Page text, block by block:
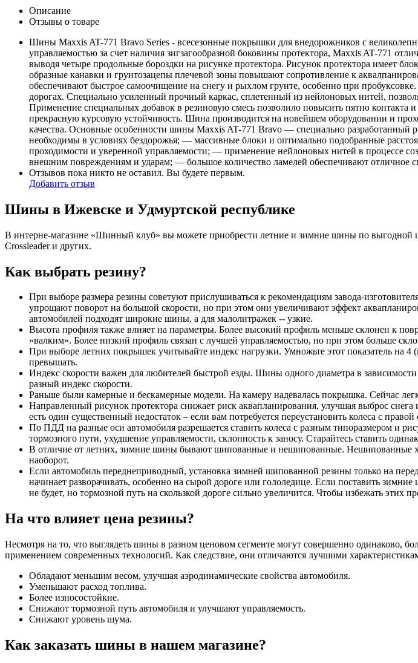
Описание
Отзывы о товаре
Шины Maxxis AT-771 Bravo Series - всесезонные покрышки для внедорожников с
управляемостью за счет наличия зигзагообразной боковины протектора, Maxxis AT-771
выводя четыре продольные бороздки на рисунке протектора. Рисунок протектора имеет
образные канавки и грунтозацепы плечевой зоны повышают сопротивление к
обеспечивают быстрое самоочищение на снегу и рыхлом грунте, особенно при
дорогах. Специально усиленный прочный каркас, сплетенный из нейлоновых нитей,
Применение специальных добавок в резиновую смесь позволило повысить пятно
прекрасную курсовую устойчивость. Шина производится на новейшем оборудовании и
качества. Основные особенности шины Maxxis AT-771 Bravo — специально разработанный
необходимы в условиях бездорожья; — массивные блоки и оптимально подобранные
проходимости и уверенной управляемости; — применение нейлоновых нитей в процессе
внешним повреждениям и ударам; — большое количество ламелей обеспечивают отличное
Отзывов пока никто не оставил. Вы будете первым.
Добавить отзыв
Шины в Ижевске и Удмуртской республике
В интерне-магазине «Шинный клуб» вы можете приобрести летние и зимние шины по выгодной
Crossleader и других.
Как выбрать резину?
При выборе размера резины советуют прислушиваться к рекомендациям завода-
упрощают поворот на большой скорости, но при этом они увеличивают эффект
автомобилей подходят широкие шины, а для малолитражек -- узкие.
Высота профиля также влияет на параметры. Более высокий профиль меньше склонен к
«валким». Более низкий профиль связан с лучшей управляемостью, но при этом больше
При выборе летних покрышек учитывайте индекс нагрузки. Умножьте этот показатель на
превышать.
Индекс скорости важен для любителей быстрой езды. Шины одного диаметра в
разный индекс скорости.
Раньше были камерные и бескамерные модели. На камеру надевалась покрышка. Сейчас
Направленный рисунок протектора снижает риск аквапланирования, улучшая выброс
есть один существенный недостаток – если вам потребуется переустановить колеса с
По ПДД на разные оси автомобиля разрешается ставить колеса с разным типоразмером и
тормозного пути, ухудшение управляемости, склонность к заносу. Старайтесь ставить
В отличие от летних, зимние шины бывают шипованные и нешипованные. Нешипованные
наоборот.
Если автомобиль переднеприводный, установка зимней шипованной резины только на
начинает разворачивать, особенно на сырой дороге или гололедице. Если поставить
не будет, но тормозной путь на скользкой дороге сильно увеличится. Чтобы избежать этих
На что влияет цена резины?
Несмотря на то, что выглядеть шины в разном ценовом сегменте могут совершенно одинаково,
применением современных технологий. Как следствие, они отличаются лучшими
Обладают меньшим весом, улучшая аэродинамические свойства автомобиля.
Уменьшают расход топлива.
Более износостойкие.
Снижают тормозной путь автомобиля и улучшают управляемость.
Снижают уровень шума.
Как заказать шины в нашем магазине?